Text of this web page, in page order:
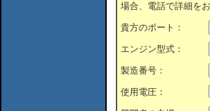
場合、電話で詳細を
貴方のボート：
エンジン型式：
製造番号：
使用電圧：